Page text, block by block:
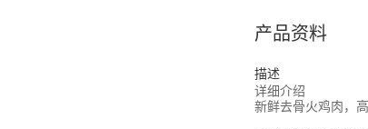
产品资料
描述
详细介绍
新鲜去骨火鸡肉，